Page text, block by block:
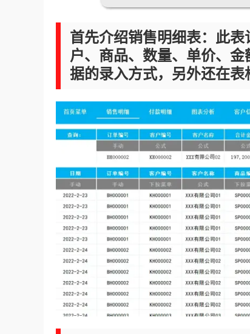
首先介绍销售明细表：此
户、商品、数量、单价、
据的录入方式，另外还在表